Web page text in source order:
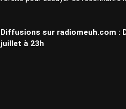
Diffusions sur radiomeuh.com :
juillet à 23h